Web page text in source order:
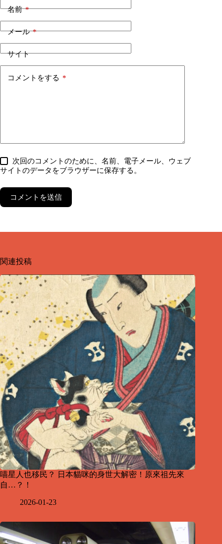
名前*
メール*
サイト
コメントをする *
次回のコメントのために、名前、電子メール、ウェブ
サイトのデータをブラウザーに保存する。
コメントを送信
関連投稿
喵星人也移民？ 日本貓咪的身世大解密！原來祖先來
自…？！
2026-01-23